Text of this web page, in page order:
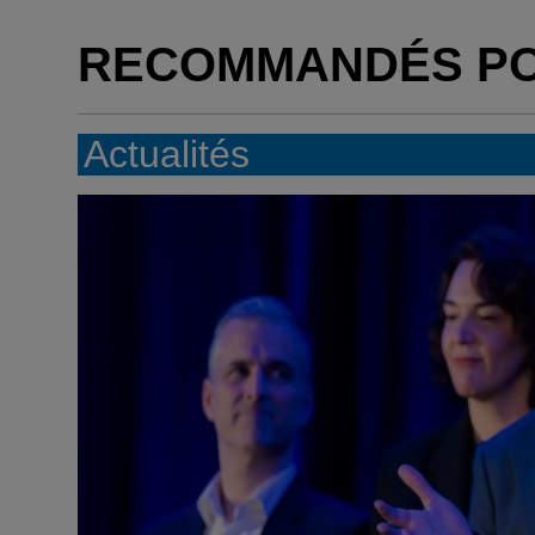
RECOMMANDÉS
Actualités